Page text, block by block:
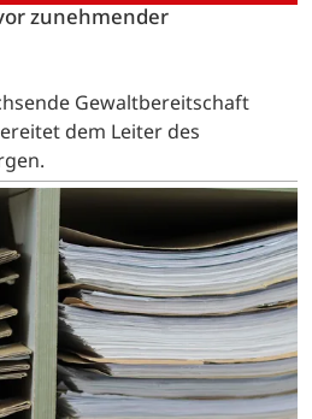
zunehmender
Gewaltbereitschaft
dem Leiter des